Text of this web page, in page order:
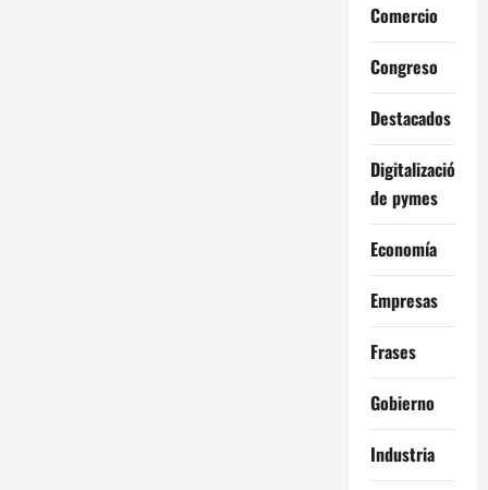
Comercio
Congreso
Destacados
Digitalización
de pymes
Economía
Empresas
Frases
Gobierno
Industria